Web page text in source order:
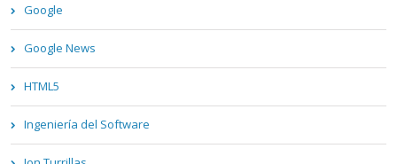
Google
Google News
HTML5
Ingeniería del Software